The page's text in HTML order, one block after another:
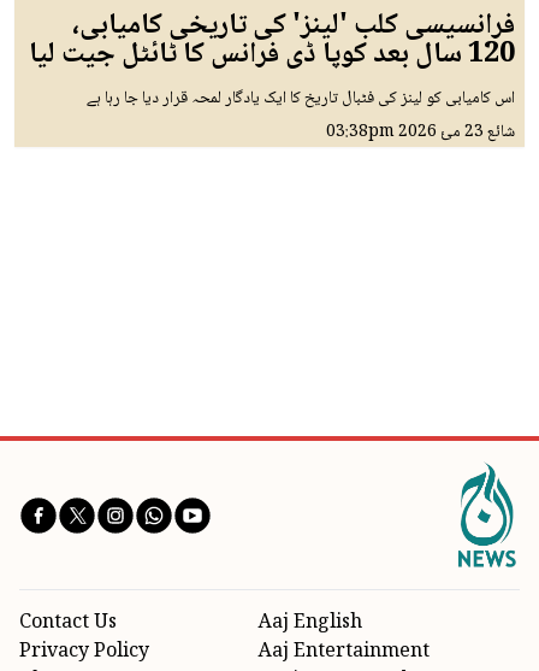
فرانسیسی کلب 'لینز' کی تاریخی کامیابی،
120 سال بعد کوپا ڈی فرانس کا ٹائٹل جیت لیا
اس کامیابی کو لینز کی فٹبال تاریخ کا ایک یادگار لمحہ قرار دیا جا رہا ہے
شائع23 مئ 2026 03:38pm
Aaj English
Aaj Entertainment
Contact Us
Privacy Policy